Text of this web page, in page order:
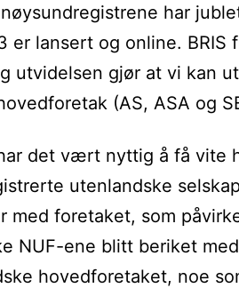
har
er lansert og online. BRIS
utvidelsen gjør at vi kan
(AS, ASA og
det vært nyttig å få vite
utenlandske
med foretaket, som
NUF-ene blitt beriket
hovedforetaket, noe